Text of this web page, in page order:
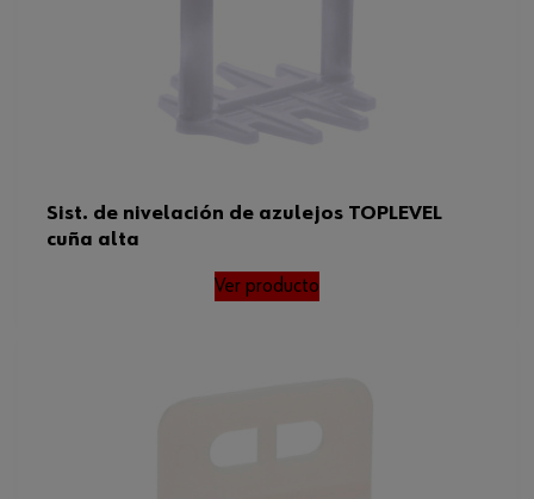
Sist. de nivelación de azulejos TOPLEVEL
cuña alta
Ver producto